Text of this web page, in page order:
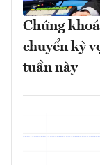
Chứng
chuyển kỳ
tuần này